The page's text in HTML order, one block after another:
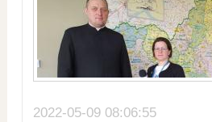
2022-05-09 08:06:55